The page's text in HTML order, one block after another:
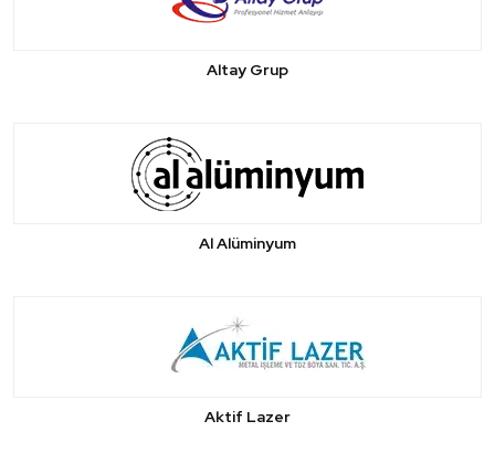
Altay Grup
Al Alüminyum
Aktif Lazer